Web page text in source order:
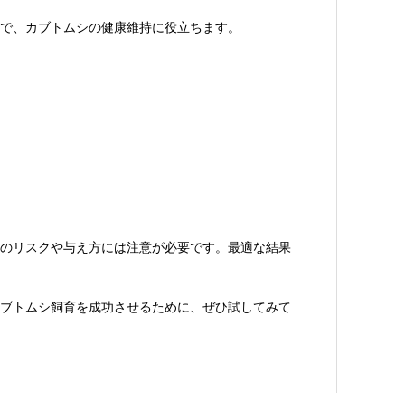
カブトムシの健康維持に役立ちます。
リスクや与え方には注意が必要です。最適な結果
トムシ飼育を成功させるために、ぜひ試してみて